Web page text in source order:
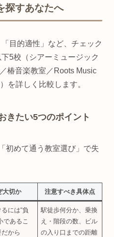
探すあなたへ
目的適性」など、チェック
5校（シアーミュージック
椿音楽教室／Roots Music
を詳しく比較します。
きたい5つのポイント
初めて通う教室選び」で失
大切か 注意すべき具体点
には“負
であるこ
から
駅徒歩何分か、乗換
え・階段の数、ビル
の入り口までの距離